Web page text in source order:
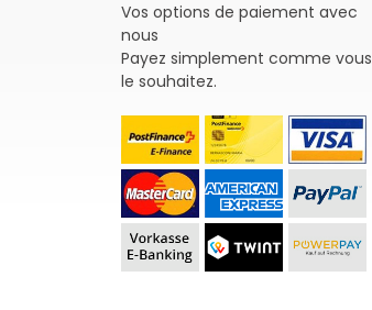
Vos options de paiement avec
nous
Payez simplement comme vous
le souhaitez.